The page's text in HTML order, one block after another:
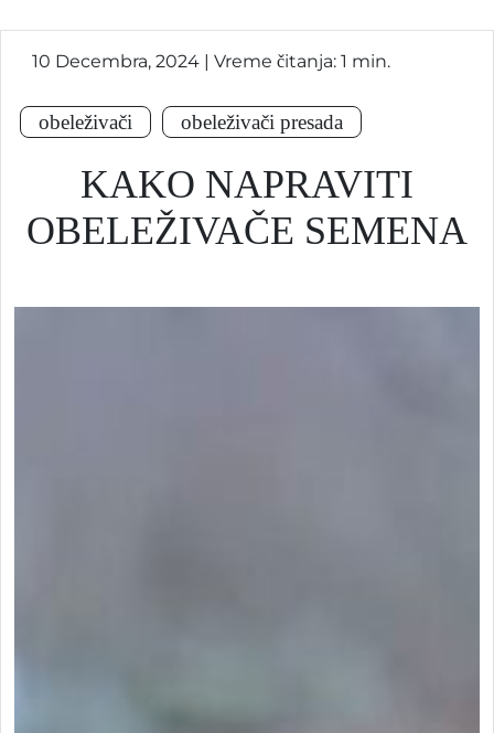
10 Decembra, 2024 | Vreme čitanja: 1 min.
obeleživači obeleživači presada
KAKO NAPRAVITI
OBELEŽIVAČE SEMENA